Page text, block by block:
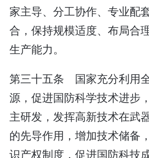
家主导、分工协作、专业配
合，保持规模适度、布局合
生产能力。
第三十五条 国家充分利用
源，促进国防科学技术进步
主研发，发挥高新技术在武
的先导作用，增加技术储备
识产权制度，促进国防科技